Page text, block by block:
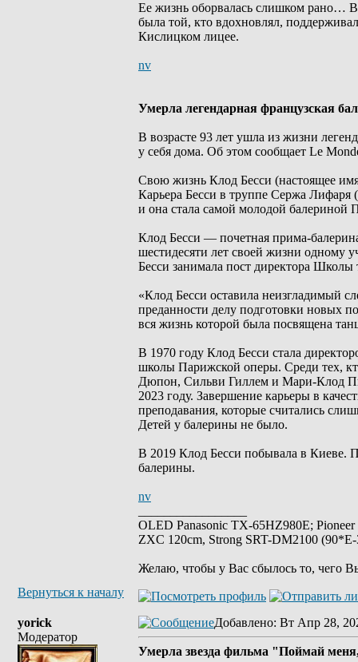
Ее жизнь оборвалась слишком рано…
была той, кто вдохновлял,
Кислицком лицее.
nv
Умерла легендарная французская
В возрасте 93 лет ушла из жизни
у себя дома. Об этом сообщает Le
Свою жизнь Клод Бесси (настоящее
Карьера Бесси в труппе Сержа Лифаря
и она стала самой молодой
Клод Бесси — почетная прима-
шестидесяти лет своей жизни одному
Бесси занимала пост директора
«Клод Бесси оставила неизгладимый
преданности делу подготовки новых
вся жизнь которой была посвящена
В 1970 году Клод Бесси стала
школы Парижской оперы. Среди тех,
Дюпон, Сильви Гиллем и Мари-Клод
2023 году. Завершение карьеры в
преподавания, которые считались
Детей у балерины не было.
В 2019 Клод Бесси побывала в Киеве.
балерины.
nv
OLED Panasonic TX-65HZ980E;
ZXC 120cm, Strong SRT-DM2100
Желаю, чтобы у Вас сбылось то, чего
Вернуться к началу
yorick
Модератор
Добавлено: Вт Апр 28,
Умерла звезда фильма "Поймай